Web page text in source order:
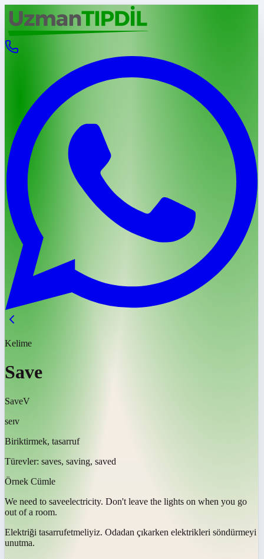
Kelime
Save
SaveV
seɪv
Biriktirmek, tasarruf
Türevler: saves, saving, saved
Örnek Cümle
We need to saveelectricity. Don't leave the lights on when you go
out of a room.
Elektriği tasarrufetmeliyiz. Odadan çıkarken elektrikleri söndürmeyi
unutma.